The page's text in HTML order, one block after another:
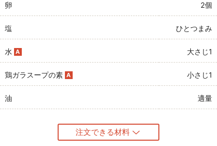
卵 2個
塩 ひとつまみ
水 A 大さじ1
鶏ガラスープの素 A 小さじ1
油 適量
注文できる材料